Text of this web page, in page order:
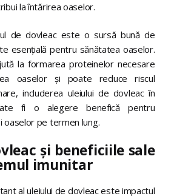
la întărirea oaselor.
de dovleac este o sursă bună de
esențială pentru sănătatea oaselor.
la formarea proteinelor necesare
oaselor și poate reduce riscul
includerea uleiului de dovleac în
fi o alegere benefică pentru
oaselor pe termen lung.
și beneficiile sale
imunitar
al uleiului de dovleac este impactul